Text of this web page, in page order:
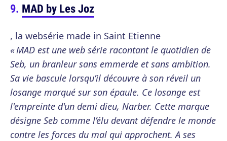
MAD by Les Joz
, la websérie made in Saint Etienne
« MAD est une web série racontant le quotidien de
Seb, un branleur sans emmerde et sans ambition.
Sa vie bascule lorsqu’il découvre à son réveil un
losange marqué sur son épaule. Ce losange est
l'empreinte d'un demi dieu, Narber. Cette marque
désigne Seb comme l’élu devant défendre le monde
contre les forces du mal qui approchent. A ses